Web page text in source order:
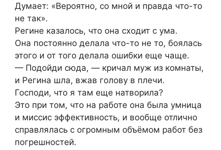
Думает: «Вероятно, со мной и правда что-то
не так».
Регине казалось, что она сходит с ума.
Она постоянно делала что-то не то, боялась
этого и от того делала ошибки еще чаще.
— Подойди сюда, — кричал муж из комнаты,
и Регина шла, вжав голову в плечи.
Господи, что я там еще натворила?
Это при том, что на работе она была умница
и миссис эффективность, и вообще отлично
справлялась с огромным объёмом работ без
погрешностей.